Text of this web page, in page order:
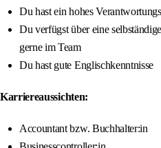
Du hast ein hohes
Du verfügst über eine
gerne im Team
Du hast gute Englischkenntnisse
Karriereaussichten:
Accountant bzw. Buchhalter:in